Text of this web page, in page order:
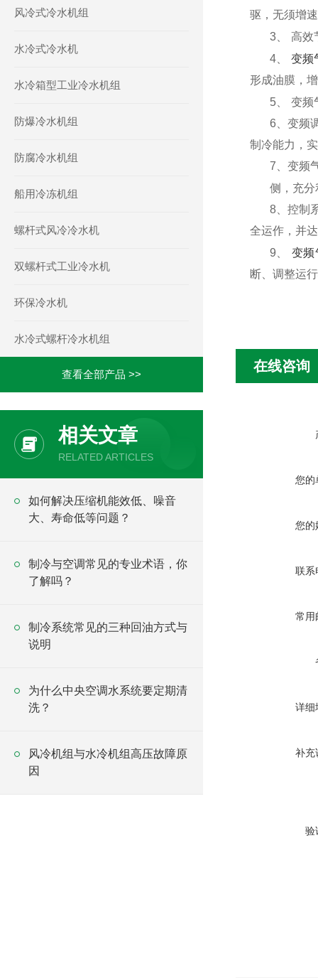
风冷式冷水机组
水冷式冷水机
水冷箱型工业冷水机组
防爆冷水机组
防腐冷水机组
船用冷冻机组
螺杆式风冷冷水机
双螺杆式工业冷水机
环保冷水机
水冷式螺杆冷水机组
查看全部产品 >>
相关文章
RELATED ARTICLES
如何解决压缩机能效低、噪音
大、寿命低等问题？
制冷与空调常见的专业术语，你
了解吗？
制冷系统常见的三种回油方式与
说明
为什么中央空调水系统要定期清
洗？
风冷机组与水冷机组高压故障原
因
驱，无须增
3、
高效
4、 变频
形成油膜，
5、
变频
6 、变频
制冷能力，
7 、变
侧，充分
8、控制
全运作，并
9
变频
断、调整运
在线咨询
您的
您的
联系
常用
详细
补充
验